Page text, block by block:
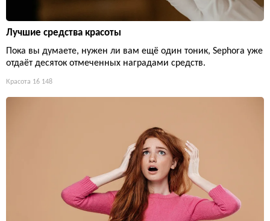
Лучшие средства красоты
Пока вы думаете, нужен ли вам ещё один тоник, Sephora уже
отдаёт десяток отмеченных наградами средств.
Красота 16 148